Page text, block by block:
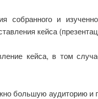
собранного и
кейса
кейса, в том
большую аудиторию и